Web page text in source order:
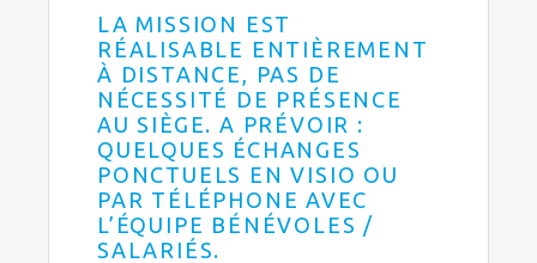
LA MISSION EST
RÉALISABLE ENTIÈREMENT
À DISTANCE, PAS DE
NÉCESSITÉ DE PRÉSENCE
AU SIÈGE. A PRÉVOIR :
QUELQUES ÉCHANGES
PONCTUELS EN VISIO OU
PAR TÉLÉPHONE AVEC
L’ÉQUIPE BÉNÉVOLES /
SALARIÉS.